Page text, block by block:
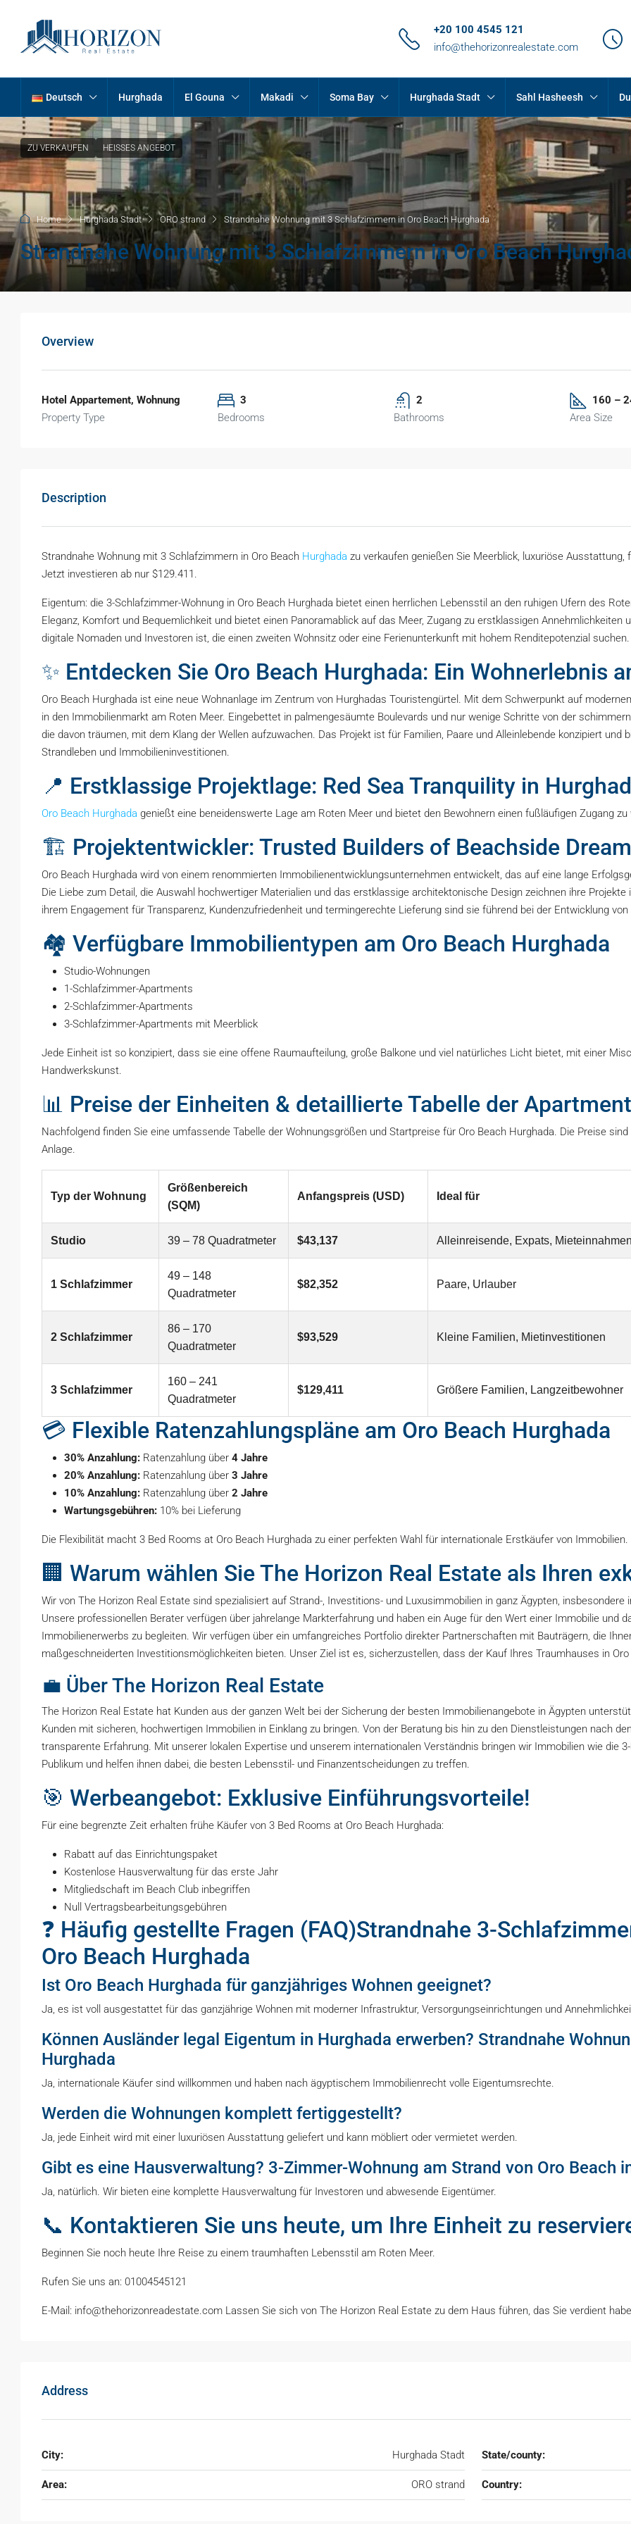
+20 100 4545 121
info@thehorizonrealestate.com
Deutsch Hurghada El Gouna Makadi Soma Bay Hurghada Stadt Sahl Hasheesh
ZU VERKAUFEN HEISSES ANGEBOT
Home Hurghada Stadt ORO strand Strandnahe Wohnung mit 3 Schlafzimmern in Oro Beach Hurghada
Strandnahe Wohnung mit 3 Schlafzimmern in Oro Beach
Overview
Hotel Appartement, Wohnung
Property Type
3
Bedrooms
2
Bathrooms
160 –
Area Size
Description
Strandnahe Wohnung mit 3 Schlafzimmern in Oro Beach Hurghada zu verkaufen genießen Sie Meerblick, luxuriöse
Jetzt investieren ab nur $129.411.
Eigentum: die 3-Schlafzimmer-Wohnung in Oro Beach Hurghada bietet einen herrlichen Lebensstil an den ruhigen Ufern des
Eleganz, Komfort und Bequemlichkeit und bietet einen Panoramablick auf das Meer, Zugang zu erstklassigen Annehmlichkeiten
digitale Nomaden und Investoren ist, die einen zweiten Wohnsitz oder eine Ferienunterkunft mit hohem Renditepotenzial suchen.
✨ Entdecken Sie Oro Beach Hurghada: Ein Wohnerlebnis
Oro Beach Hurghada ist eine neue Wohnanlage im Zentrum von Hurghadas Touristengürtel. Mit dem Schwerpunkt auf
in den Immobilienmarkt am Roten Meer. Eingebettet in palmengesäumte Boulevards und nur wenige Schritte von der
die davon träumen, mit dem Klang der Wellen aufzuwachen. Das Projekt ist für Familien, Paare und Alleinlebende konzipiert
Strandleben und Immobilieninvestitionen.
📍 Erstklassige Projektlage: Red Sea Tranquility in
Oro Beach Hurghada genießt eine beneidenswerte Lage am Roten Meer und bietet den Bewohnern einen fußläufigen Zugang
🏗️ Projektentwickler: Trusted Builders of Beachside
Oro Beach Hurghada wird von einem renommierten Immobilienentwicklungsunternehmen entwickelt, das auf eine lange
Die Liebe zum Detail, die Auswahl hochwertiger Materialien und das erstklassige architektonische Design zeichnen ihre
ihrem Engagement für Transparenz, Kundenzufriedenheit und termingerechte Lieferung sind sie führend bei der Entwicklung
🏘️ Verfügbare Immobilientypen am Oro Beach Hurghada
Studio-Wohnungen
1-Schlafzimmer-Apartments
2-Schlafzimmer-Apartments
3-Schlafzimmer-Apartments mit Meerblick
Jede Einheit ist so konzipiert, dass sie eine offene Raumaufteilung, große Balkone und viel natürliches Licht bietet, mit einer
Handwerkskunst.
📊 Preise der Einheiten & detaillierte Tabelle der
Nachfolgend finden Sie eine umfassende Tabelle der Wohnungsgrößen und Startpreise für Oro Beach Hurghada. Die Preise
Anlage.
Typ der Wohnung
Größenbereich
(SQM)
Anfangspreis (USD) Ideal für
Studio 39 – 78 Quadratmeter $43,137 Alleinreisende, Expats, Mieteinnahmen
1 Schlafzimmer
49 – 148
Quadratmeter
$82,352 Paare, Urlauber
2 Schlafzimmer
86 – 170
Quadratmeter
$93,529 Kleine Familien, Mietinvestitionen
3 Schlafzimmer
160 – 241
Quadratmeter
$129,411 Größere Familien, Langzeitbewohner
💳 Flexible Ratenzahlungspläne am Oro Beach Hurghada
30% Anzahlung: Ratenzahlung über 4 Jahre
20% Anzahlung: Ratenzahlung über 3 Jahre
10% Anzahlung: Ratenzahlung über 2 Jahre
Wartungsgebühren: 10% bei Lieferung
Die Flexibilität macht 3 Bed Rooms at Oro Beach Hurghada zu einer perfekten Wahl für internationale Erstkäufer von Immobilien.
🏢 Warum wählen Sie The Horizon Real Estate als Ihren
Wir von The Horizon Real Estate sind spezialisiert auf Strand-, Investitions- und Luxusimmobilien in ganz Ägypten,
Unsere professionellen Berater verfügen über jahrelange Markterfahrung und haben ein Auge für den Wert einer Immobilie und
Immobilienerwerbs zu begleiten. Wir verfügen über ein umfangreiches Portfolio direkter Partnerschaften mit Bauträgern, die
maßgeschneiderten Investitionsmöglichkeiten bieten. Unser Ziel ist es, sicherzustellen, dass der Kauf Ihres Traumhauses in
💼 Über The Horizon Real Estate
The Horizon Real Estate hat Kunden aus der ganzen Welt bei der Sicherung der besten Immobilienangebote in Ägypten
Kunden mit sicheren, hochwertigen Immobilien in Einklang zu bringen. Von der Beratung bis hin zu den Dienstleistungen nach
transparente Erfahrung. Mit unserer lokalen Expertise und unserem internationalen Verständnis bringen wir Immobilien wie die
Publikum und helfen ihnen dabei, die besten Lebensstil- und Finanzentscheidungen zu treffen.
🎯 Werbeangebot: Exklusive Einführungsvorteile!
Für eine begrenzte Zeit erhalten frühe Käufer von 3 Bed Rooms at Oro Beach Hurghada:
Rabatt auf das Einrichtungspaket
Kostenlose Hausverwaltung für das erste Jahr
Mitgliedschaft im Beach Club inbegriffen
Null Vertragsbearbeitungsgebühren
❓ Häufig gestellte Fragen (FAQ)Strandnahe 3-
Oro Beach Hurghada
Ist Oro Beach Hurghada für ganzjähriges Wohnen geeignet?
Ja, es ist voll ausgestattet für das ganzjährige Wohnen mit moderner Infrastruktur, Versorgungseinrichtungen und
Können Ausländer legal Eigentum in Hurghada erwerben? Strandnahe
Hurghada
Ja, internationale Käufer sind willkommen und haben nach ägyptischem Immobilienrecht volle Eigentumsrechte.
Werden die Wohnungen komplett fertiggestellt?
Ja, jede Einheit wird mit einer luxuriösen Ausstattung geliefert und kann möbliert oder vermietet werden.
Gibt es eine Hausverwaltung? 3-Zimmer-Wohnung am Strand von Oro Beach
Ja, natürlich. Wir bieten eine komplette Hausverwaltung für Investoren und abwesende Eigentümer.
📞 Kontaktieren Sie uns heute, um Ihre Einheit zu
Beginnen Sie noch heute Ihre Reise zu einem traumhaften Lebensstil am Roten Meer.
Rufen Sie uns an: 01004545121
E-Mail: info@thehorizonreadestate.com Lassen Sie sich von The Horizon Real Estate zu dem Haus führen, das Sie verdient
Address
City: Hurghada Stadt State/county:
Area: ORO strand Country: